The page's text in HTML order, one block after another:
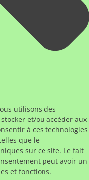
utilisons des
et/ou accéder aux
à ces technologies
que le
sur ce site. Le fait
peut avoir un
et fonctions.